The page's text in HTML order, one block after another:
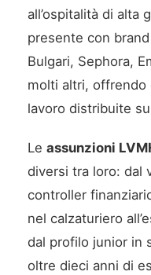
all’ospitalità di alta
presente con
Bulgari, Sephora,
molti altri, offrendo
lavoro distribuite
Le assunzioni
diversi tra loro: dal
controller
nel calzaturiero
dal profilo junior in
oltre dieci anni di